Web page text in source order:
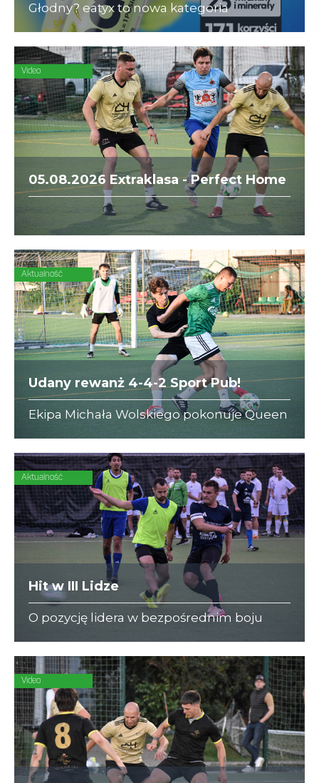
Głodny? eatyx to nowa kategoria
Hyperfood®, czyli pełnowartościowych
posiłków w różnych postaciach,
mogących zastąpić dowolne danie w
ciągu dnia
Video
05.08.2026 Extraklasa - Perfect Home
Heral vs. Rafis
Aktualność
Udany rewanż 4-4-2 Sport Pub!
Ekipa Michała Wolskiego pokonuje Queen
Bee (5:3) i wskakuje na najniższy stopień
podium Extraklasy!
Aktualność
Hit w III Lidze
O pozycję lidera w bezpośrednim boju
Video